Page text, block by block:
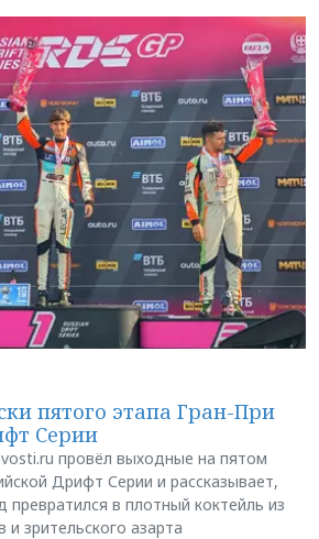
пятого этапа Гран-При
Серии
провёл выходные на пятом
Дрифт Серии и рассказывает,
превратился в плотный коктейль из
зрительского азарта